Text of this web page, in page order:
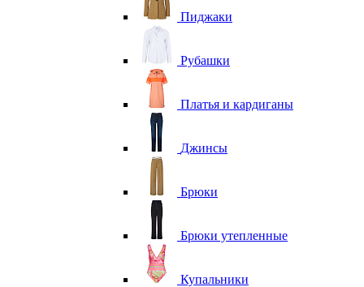
Пиджаки
Рубашки
Платья и кардиганы
Джинсы
Брюки
Брюки утепленные
Купальники